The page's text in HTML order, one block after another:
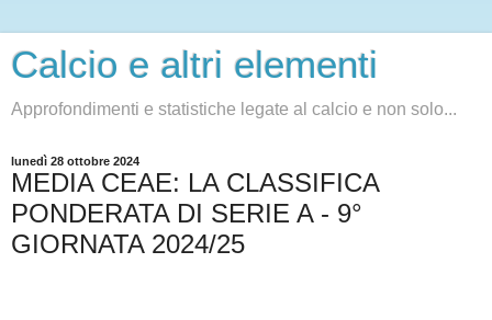
Calcio e altri elementi
Approfondimenti e statistiche legate al calcio e non solo...
lunedì 28 ottobre 2024
MEDIA CEAE: LA CLASSIFICA
PONDERATA DI SERIE A - 9°
GIORNATA 2024/25